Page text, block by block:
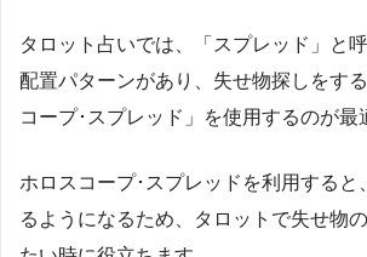
タロット占いでは、「スプレッド」と
配置パターンがあり、失せ物探しをす
コープ･スプレッド」を使用するのが最
ホロスコープ･スプレッドを利用すると
るようになるため、タロットで失せ物